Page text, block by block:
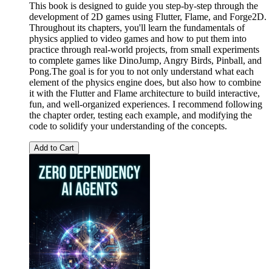
This book is designed to guide you step-by-step through the
development of 2D games using Flutter, Flame, and Forge2D.
Throughout its chapters, you'll learn the fundamentals of
physics applied to video games and how to put them into
practice through real-world projects, from small experiments
to complete games like DinoJump, Angry Birds, Pinball, and
Pong.The goal is for you to not only understand what each
element of the physics engine does, but also how to combine
it with the Flutter and Flame architecture to build interactive,
fun, and well-organized experiences. I recommend following
the chapter order, testing each example, and modifying the
code to solidify your understanding of the concepts.
Add to Cart